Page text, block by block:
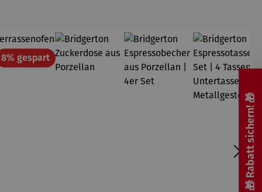
8% gespartRabatt
🎁 Rabatt sichern! 🎁